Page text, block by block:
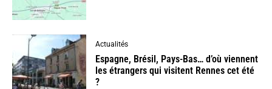
Actualités
Espagne, Brésil, Pays-Bas… d’où viennent
les étrangers qui visitent Rennes cet été
?